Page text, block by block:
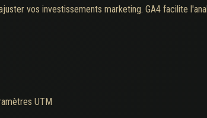
vos investissements marketing. GA4 facilite
UTM